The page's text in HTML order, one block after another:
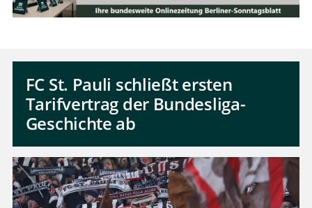
FC St. Pauli schließt ersten
Tarifvertrag der Bundesliga-
Geschichte ab